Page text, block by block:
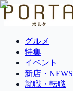
グルメ
特集
イベント
新店・NEWS
就職・転職